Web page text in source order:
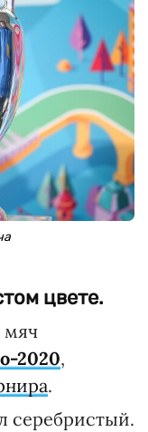
цвете.
мяч
2020,
.
серебристый.